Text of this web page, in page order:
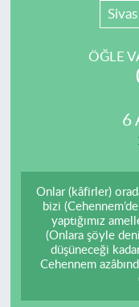
Sivas
ÖĞLE
6
Onlar (kâfirler)
bizi
yaptığımız
(Onlara şöyle
düşüneceği
Cehennem
Resmi İlanlar
Manisa Trafik
Süper Lig
Son Dakika
Haber Arşivi